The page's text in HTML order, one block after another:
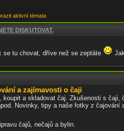
aktivní témata
DISKUTOVAT.
se tu chovat, dříve než se zeptáte
a zajímavosti o čaji
koupit a skladovat čaj. Zkušenosti s čaji,
Novinky, tipy a naše fotky z čajování
čajů, nečajů a bylin.